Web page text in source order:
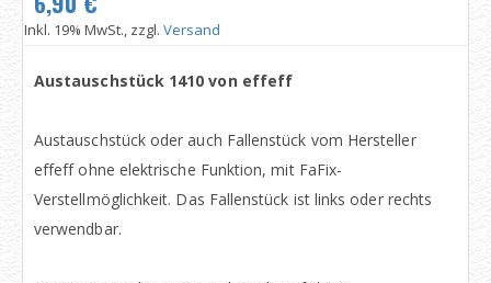
Inkl. 19% MwSt., zzgl. Versand
Austauschstück 1410 von effeff
Austauschstück oder auch Fallenstück vom Hersteller
effeff ohne elektrische Funktion, mit FaFix-
Verstellmöglichkeit. Das Fallenstück ist links oder rechts
verwendbar.